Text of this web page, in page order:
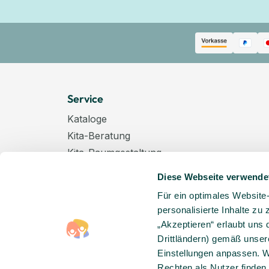
Diese Webseite
Für ein optimales
personalisierte Inhalte zu
„Akzeptieren“ erlaubt
Drittländern) gemäß
Einstellungen anpassen.
Service
Kataloge
Kita-Beratung
Kita-Raumgestaltung
Windelpauschale
Kindertagespflege
Hinweise zur Batterieentsorgung